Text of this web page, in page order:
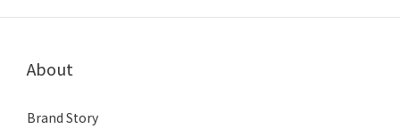
About
Brand Story